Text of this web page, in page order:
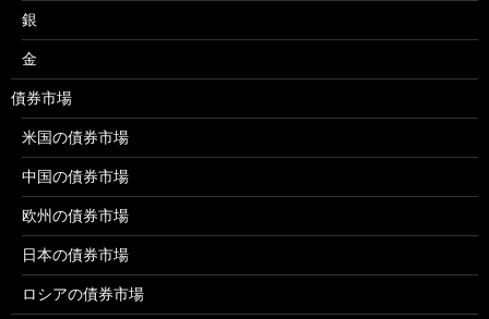
銀
金
債券市場
米国の債券市場
中国の債券市場
欧州の債券市場
日本の債券市場
ロシアの債券市場